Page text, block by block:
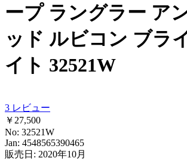
ープ ラングラー ア
ッド ルビコン ブラ
イト 32521W
3 レビュー
￥27,500
No: 32521W
Jan: 4548565390465
販売日: 2020年10月